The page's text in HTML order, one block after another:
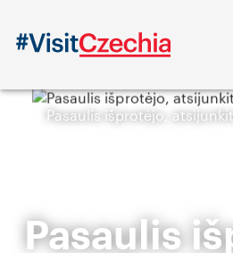
Pasaulis išprotėjo,
Pasaulis